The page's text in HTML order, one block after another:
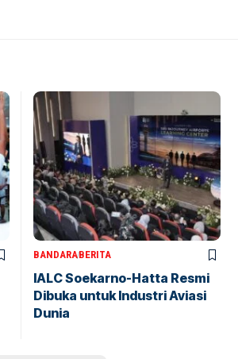
BANDARABERITA
IALC Soekarno-Hatta Resmi
Dibuka untuk Industri Aviasi
Dunia